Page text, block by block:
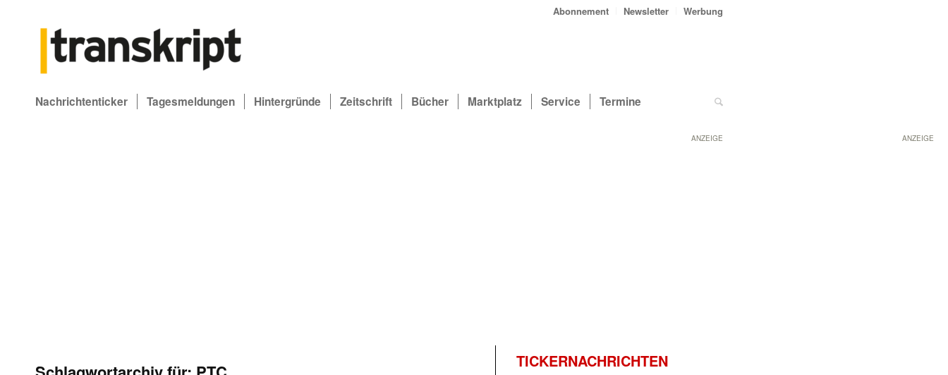
ANZEIGE
Abonnement Newsletter Werbung
Nachrichtenticker Tagesmeldungen Hintergründe Zeitschrift Bücher Marktplatz Service Termine
ANZEIGE
TICKERNACHRICHTEN